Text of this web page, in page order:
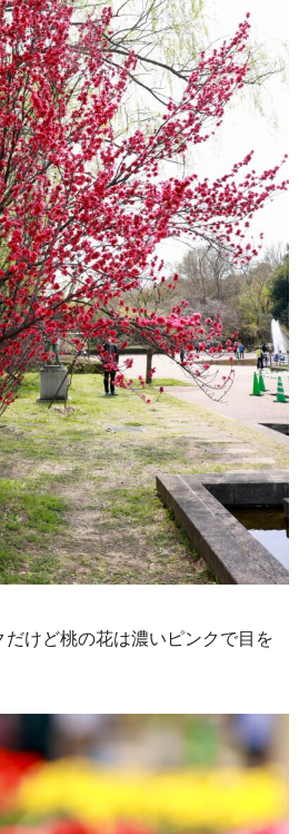
けど桃の花は濃いピンクで目を